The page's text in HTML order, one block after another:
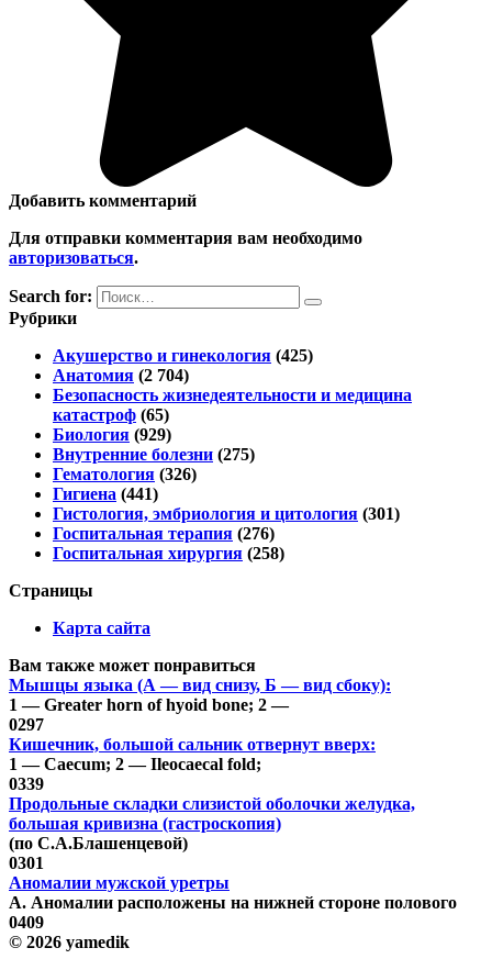
Добавить комментарий
Для отправки комментария вам необходимо
авторизоваться.
Search for:
Рубрики
Акушерство и гинекология (425)
Анатомия (2 704)
Безопасность жизнедеятельности и медицина
катастроф (65)
Биология (929)
Внутренние болезни (275)
Гематология (326)
Гигиена (441)
Гистология, эмбриология и цитология (301)
Госпитальная терапия (276)
Госпитальная хирургия (258)
Страницы
Карта сайта
Вам также может понравиться
Мышцы языка (А — вид снизу, Б — вид сбоку):
1 — Greater horn of hyoid bone; 2 —
0297
Кишечник, большой сальник отвернут вверх:
1 — Caecum; 2 — Ileocaecal fold;
0339
Продольные складки слизистой оболочки желудка,
большая кривизна (гастроскопия)
(по С.А.Блашенцевой)
0301
Аномалии мужской уретры
А. Аномалии расположены на нижней стороне полового
0409
© 2026 yamedik